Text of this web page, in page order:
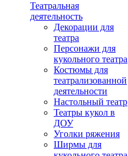
Театральная
деятельность
Декорации для
театра
Персонажи для
кукольного театра
Костюмы для
театрализованной
деятельности
Настольный театр
Театры кукол в
ДОУ
Уголки ряжения
Ширмы для